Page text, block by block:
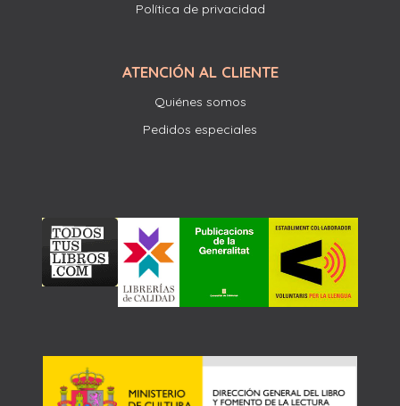
Política de privacidad
ATENCIÓN AL CLIENTE
Quiénes somos
Pedidos especiales